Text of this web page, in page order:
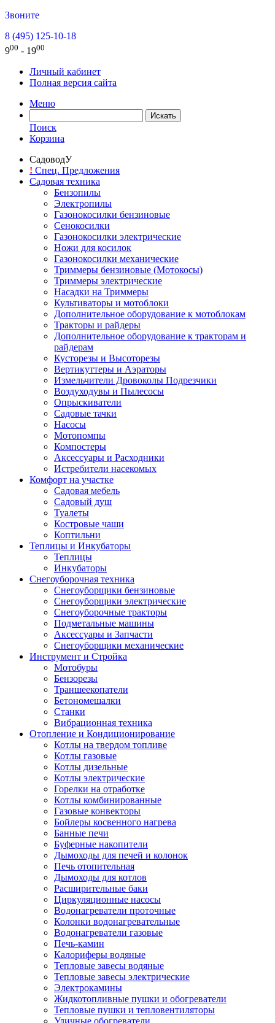
Звоните
8 (495) 125-10-18
900 - 1900
Личный кабинет
Полная версия сайта
Меню
Поиск
Корзина
СадоводУ
! Спец. Предложения
Садовая техника
Бензопилы
Электропилы
Газонокосилки бензиновые
Сенокосилки
Газонокосилки электрические
Ножи для косилок
Газонокосилки механические
Триммеры бензиновые (Мотокосы)
Триммеры электрические
Насадки на Триммеры
Культиваторы и мотоблоки
Дополнительное оборудование к мотоблокам
Тракторы и райдеры
Дополнительное оборудование к тракторам и
райдерам
Кусторезы и Высоторезы
Вертикуттеры и Аэраторы
Измельчители Дровоколы Подрезчики
Воздуходувы и Пылесосы
Опрыскиватели
Садовые тачки
Насосы
Мотопомпы
Компостеры
Аксессуары и Расходники
Истребители насекомых
Комфорт на участке
Садовая мебель
Садовый душ
Туалеты
Костровые чаши
Коптильни
Теплицы и Инкубаторы
Теплицы
Инкубаторы
Снегоуборочная техника
Снегоуборщики бензиновые
Снегоуборщики электрические
Снегоуборочные тракторы
Подметальные машины
Аксессуары и Запчасти
Снегоуборщики механические
Инструмент и Стройка
Мотобуры
Бензорезы
Траншеекопатели
Бетономешалки
Станки
Вибрационная техника
Отопление и Кондиционирование
Котлы на твердом топливе
Котлы газовые
Котлы дизельные
Котлы электрические
Горелки на отработке
Котлы комбинированные
Газовые конвекторы
Бойлеры косвенного нагрева
Банные печи
Буферные накопители
Дымоходы для печей и колонок
Печь отопительная
Дымоходы для котлов
Расширительные баки
Циркуляционные насосы
Водонагреватели проточные
Колонки водонагревательные
Водонагреватели газовые
Печь-камин
Калориферы водяные
Тепловые завесы водяные
Тепловые завесы электрические
Электрокамины
Жидкотопливные пушки и обогреватели
Тепловые пушки и тепловентиляторы